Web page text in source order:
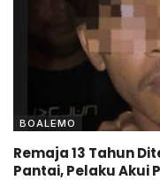
BOALEMO
Remaja 13 Tahun
Pantai, Pelaku Akui